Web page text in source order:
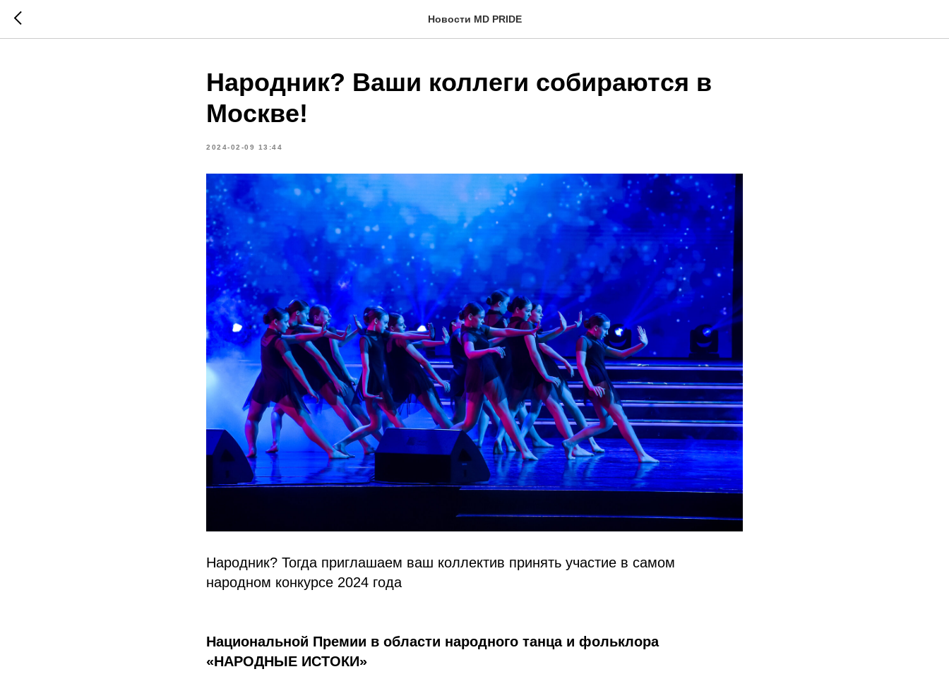
Новости MD PRIDE
Народник? Ваши коллеги собираются в
Москве!
2024-02-09 13:44
Народник? Тогда приглашаем ваш коллектив принять участие в самом
народном конкурсе 2024 года
Национальной Премии в области народного танца и фольклора
«НАРОДНЫЕ ИСТОКИ»